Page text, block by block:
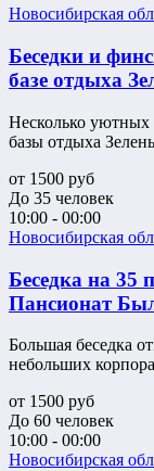
Новосибирская
Беседки и
базе отдыха
Несколько уютных
базы отдыха
от 1500 руб
До 35 человек
10:00 - 00:00
Новосибирская
Беседка на 35
Пансионат
Большая беседка
небольших
от 1500 руб
До 60 человек
10:00 - 00:00
Новосибирская